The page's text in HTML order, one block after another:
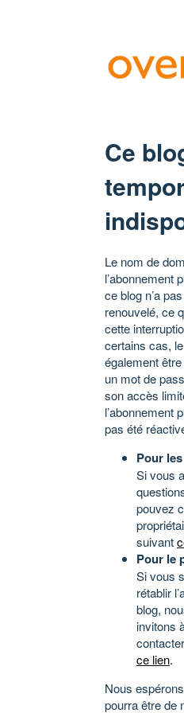
Ce
Le nom de
l’abonnement
ce blog n’a
renouvelé, ce
cette
certains cas,
également
un mot de
son accès
l’abonnement
pas été
Pour
Si vous
pouvez
suivant
Pour le
Si vous
rétablir
blog,
invitons
ce lien.
Nous
pourra être de